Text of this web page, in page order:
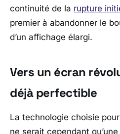
continuité de la rupture
premier à abandonner le
d’un affichage élargi.
Vers un écran
déjà perfectible
La technologie choisie
ne serait cependant